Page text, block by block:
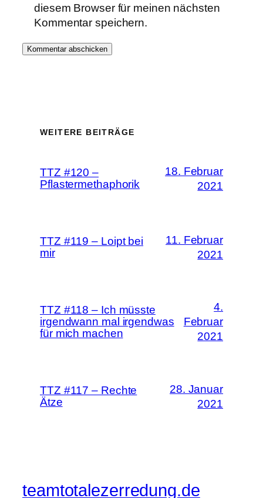
diesem Browser für meinen nächsten
Kommentar speichern.
WEITERE BEITRÄGE
TTZ #120 –
Pflastermethaphorik
18. Februar
2021
TTZ #119 – Loipt bei
mir
11. Februar
2021
TTZ #118 – Ich müsste
irgendwann mal irgendwas
für mich machen
4.
Februar
2021
TTZ #117 – Rechte
Ätze
28. Januar
2021
teamtotalezerredung.de